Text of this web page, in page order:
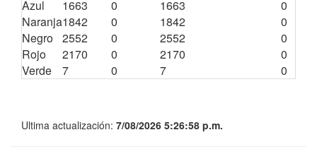
Azul
1663 0 1663
0
Naranja1842 0 1842
0
Negro 2552 0 2552
0
Rojo
2170 0 2170
0
Verde
7 0 7 0
Ultima actualización: 7/08/2026 5:26:58 p.m.